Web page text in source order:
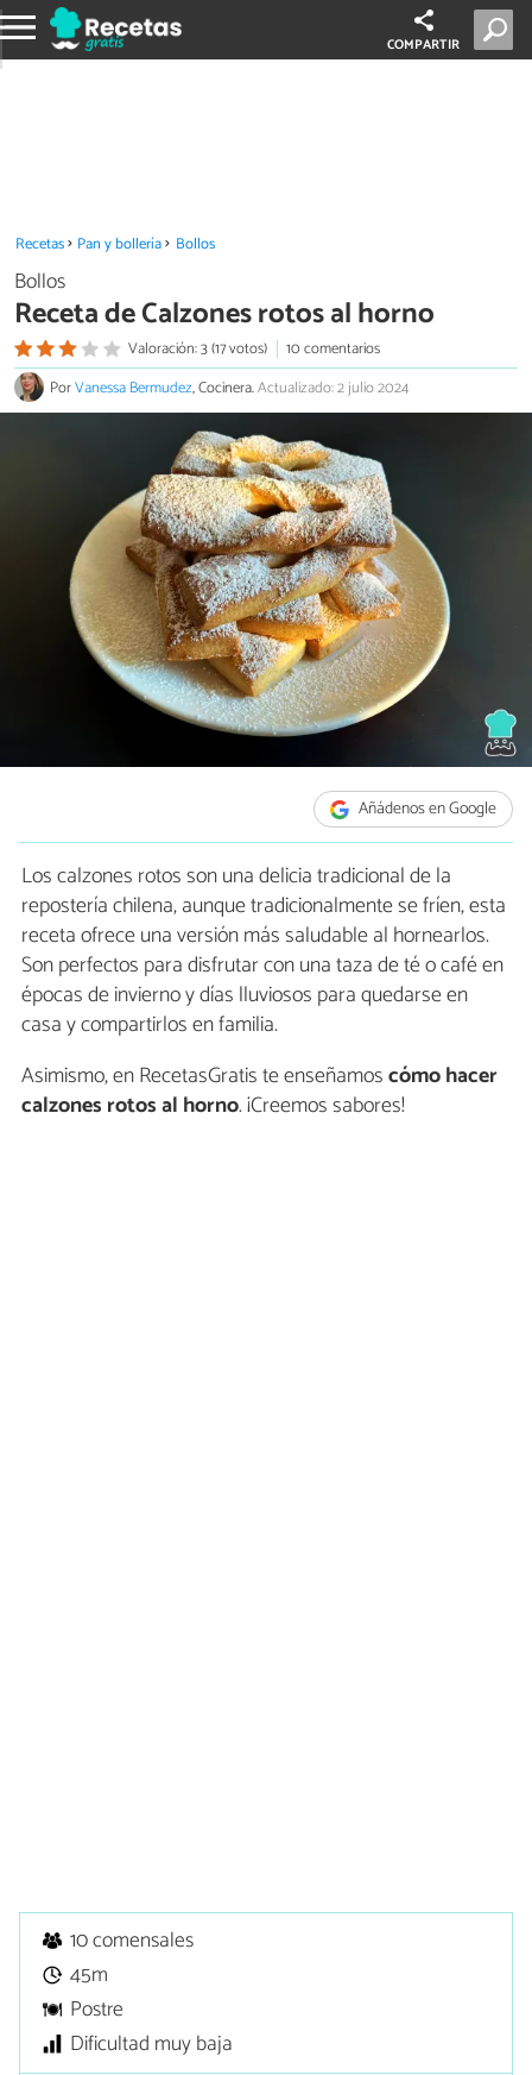
COMPARTIR
Recetas Pan y bollería Bollos
Bollos
Receta de Calzones rotos al horno
Valoración: 3 (17 votos)
10 comentarios
PorVanessa Bermudez, Cocinera.Actualizado: 2 julio 2024
Añádenos en Google
Los calzones rotos son una delicia tradicional de la
repostería chilena, aunque tradicionalmente se fríen, esta
receta ofrece una versión más saludable al hornearlos.
Son perfectos para disfrutar con una taza de té o café en
épocas de invierno y días lluviosos para quedarse en
casa y compartirlos en familia.
Asimismo, en RecetasGratis te enseñamoscómo hacer
calzones rotos al horno. ¡Creemos sabores!
10 comensales
45m
Postre
Dificultad muy baja